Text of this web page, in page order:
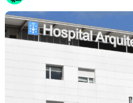
Sostenibilidad
Innova